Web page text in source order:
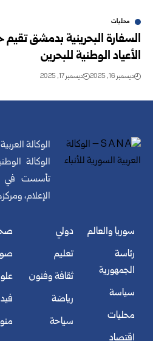
محليات
السفارة البحرينية بدمشق
الأعياد الوطنية للبحرين
ديسمبر 16, 2025 ديسمبر 17, 2025
الوكالة
الوكالة
الإعلام،
سوريا والعالم
رئاسة
الجمهورية
سياسة
محليات
اقتصاد
دولي
تعليم
ثقافة وفنون
رياضة
سياحة